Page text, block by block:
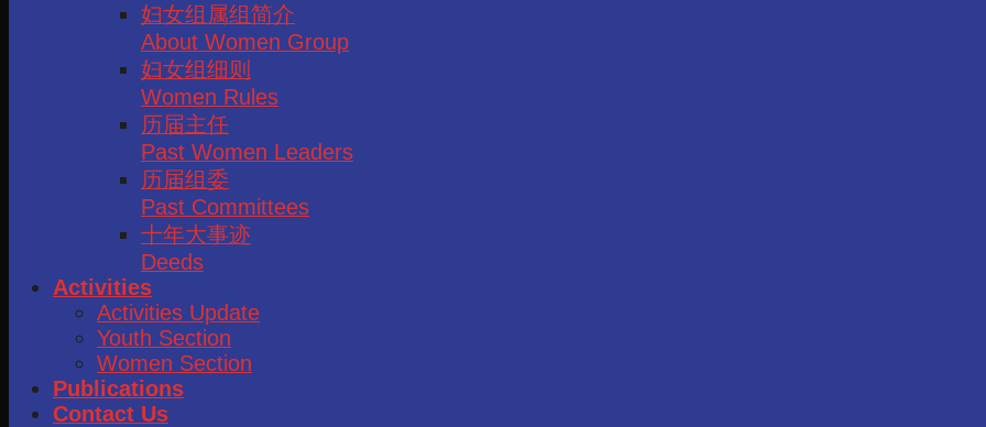
妇女组属组简介
About Women Group
妇女组细则
Women Rules
历届主任
Past Women Leaders
历届组委
Past Committees
十年大事迹
Deeds
Activities
Activities Update
Youth Section
Women Section
Publications
Contact Us